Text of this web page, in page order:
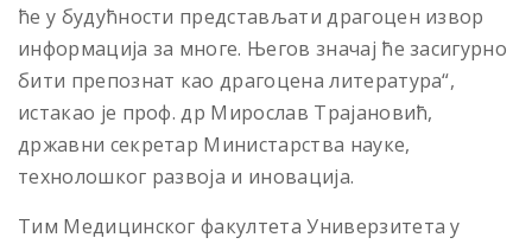
ће у будућности представљати драгоцен извор
информација за многе. Његов значај ће засигурно
бити препознат као драгоцена литература“,
истакао је проф. др Мирослав Трајановић,
државни секретар Министарства науке,
технолошког развоја и иновација.
Тим Медицинског факултета Универзитета у